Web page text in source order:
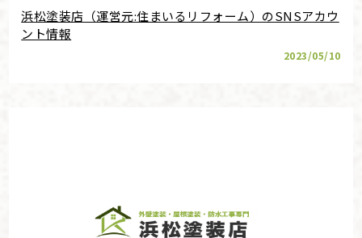
浜松塗装店（運営元:住まいるリフォーム）のSNSアカウ
ント情報
2023/05/10